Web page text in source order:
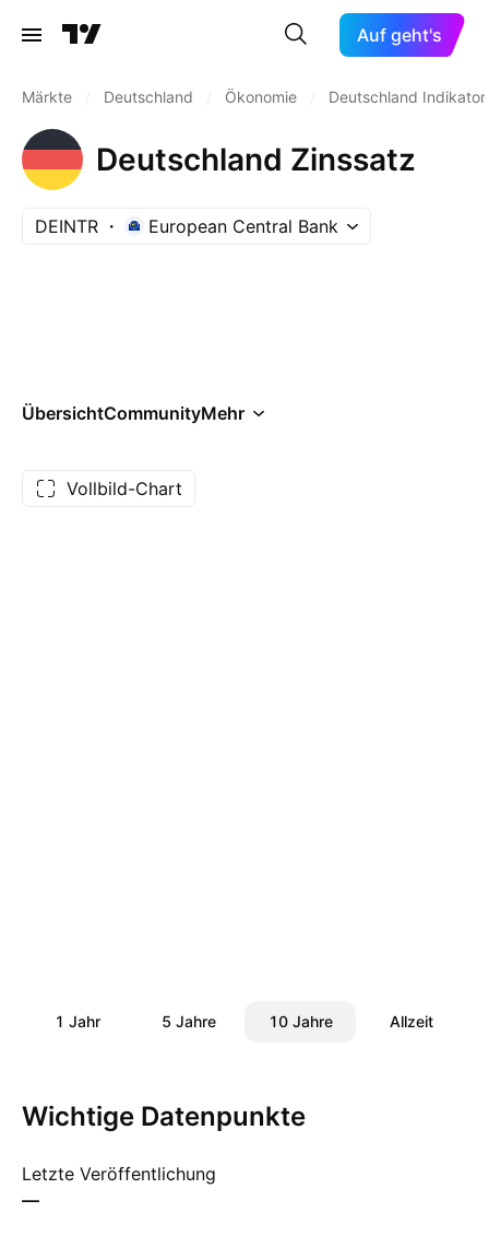
Auf geht's
Märkte Deutschland Ökonomie Deutschland
Deutschland Zinssatz
DEINTR European Central Bank
ÜbersichtCommunityMehr
Vollbild-Chart
1 Jahr 5 Jahre 10 Jahre Allzeit
Wichtige Datenpunkte
Letzte Veröffentlichung
—